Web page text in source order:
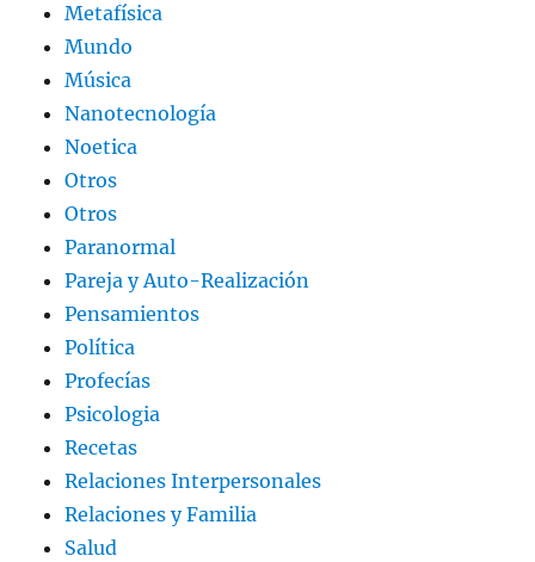
Metafísica
Mundo
Música
Nanotecnología
Noetica
Otros
Otros
Paranormal
Pareja y Auto-Realización
Pensamientos
Política
Profecías
Psicologia
Recetas
Relaciones Interpersonales
Relaciones y Familia
Salud